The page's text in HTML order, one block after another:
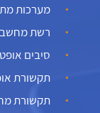
מערכות
רשת
סיבים
תקשורת
תקשורת